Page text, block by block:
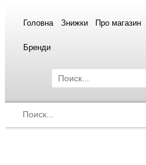
Головна Знижки Про магазин
Бренди